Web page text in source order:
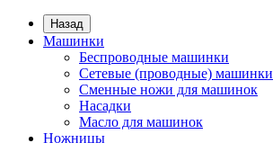
Назад
Машинки
Беспроводные машинки
Сетевые (проводные) машинки
Сменные ножи для машинок
Насадки
Масло для машинок
Ножницы